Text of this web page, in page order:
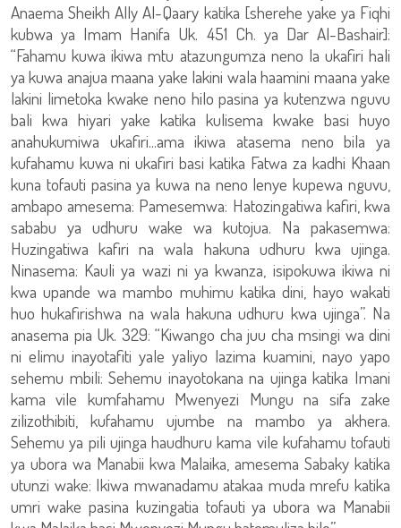
Anaema Sheikh Ally Al-Qaary katika [sherehe yake ya Fiqhi
kubwa ya Imam Hanifa Uk. 451 Ch. ya Dar Al-Bashair]:
“Fahamu kuwa ikiwa mtu atazungumza neno la ukafiri hali
ya kuwa anajua maana yake lakini wala haamini maana yake
lakini limetoka kwake neno hilo pasina ya kutenzwa nguvu
bali kwa hiyari yake katika kulisema kwake basi huyo
anahukumiwa ukafiri...ama ikiwa atasema neno bila ya
kufahamu kuwa ni ukafiri basi katika Fatwa za kadhi Khaan
kuna tofauti pasina ya kuwa na neno lenye kupewa nguvu,
ambapo amesema: Pamesemwa: Hatozingatiwa kafiri, kwa
sababu ya udhuru wake wa kutojua. Na pakasemwa:
Huzingatiwa kafiri na wala hakuna udhuru kwa ujinga.
Ninasema: Kauli ya wazi ni ya kwanza, isipokuwa ikiwa ni
kwa upande wa mambo muhimu katika dini, hayo wakati
huo hukafirishwa na wala hakuna udhuru kwa ujinga”. Na
anasema pia Uk. 329: “Kiwango cha juu cha msingi wa dini
ni elimu inayotafiti yale yaliyo lazima kuamini, nayo yapo
sehemu mbili: Sehemu inayotokana na ujinga katika Imani
kama vile kumfahamu Mwenyezi Mungu na sifa zake
zilizothibiti, kufahamu ujumbe na mambo ya akhera.
Sehemu ya pili ujinga haudhuru kama vile kufahamu tofauti
ya ubora wa Manabii kwa Malaika, amesema Sabaky katika
utunzi wake: Ikiwa mwanadamu atakaa muda mrefu katika
umri wake pasina kuzingatia tofauti ya ubora wa Manabii